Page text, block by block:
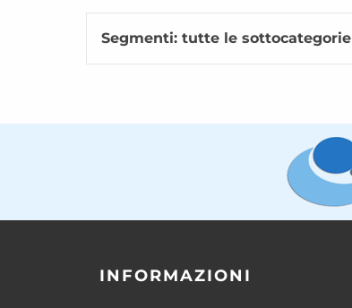
Segmenti: tutte le sottocategorie
INFORMAZIONI